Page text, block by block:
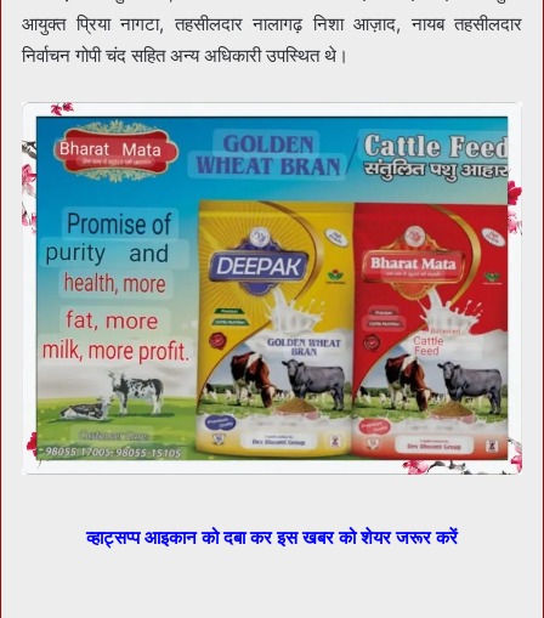
आयुक्त प्रिया नागटा, तहसीलदार नालागढ़ निशा आज़ाद, नायब तहसीलदार
निर्वाचन गोपी चंद सहित अन्य अधिकारी उपस्थित थे।
व्हाट्सप्प आइकान को दबा कर इस खबर को शेयर जरूर करें